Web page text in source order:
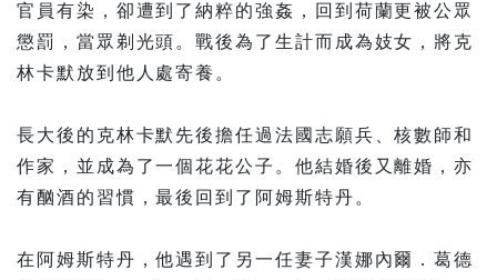
官員有染，卻遭到了納粹的強姦，回到荷蘭更被公眾
懲罰，當眾剃光頭。戰後為了生計而成為妓女，將克
林卡默放到他人處寄養。
長大後的克林卡默先後擔任過法國志願兵、核數師和
作家，並成為了一個花花公子。他結婚後又離婚，亦
有酗酒的習慣，最後回到了阿姆斯特丹。
在阿姆斯特丹，他遇到了另一任妻子漢娜內爾．葛德